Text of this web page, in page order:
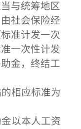
与统筹地区
社会保险经
准计发一次
一次性计发
金，终结工
相应标准为
以本人工资